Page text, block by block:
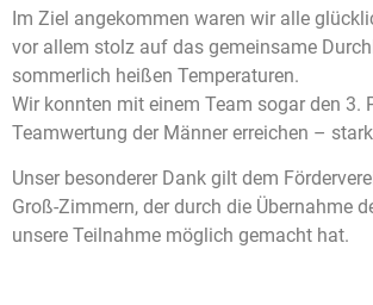
Im Ziel angekommen waren wir alle
vor allem stolz auf das gemeinsame
sommerlich heißen Temperaturen.
Wir konnten mit einem Team sogar den 3.
Teamwertung der Männer erreichen –
Unser besonderer Dank gilt dem
Groß-Zimmern, der durch die Übernahme
unsere Teilnahme möglich gemacht hat.